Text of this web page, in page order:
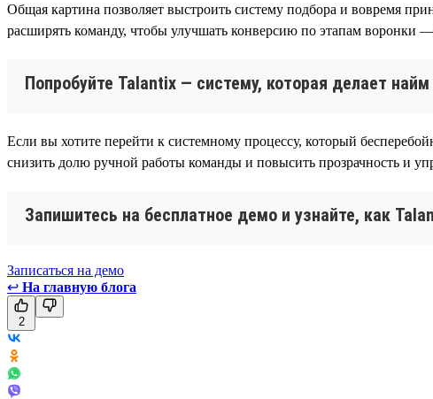
Общая картина позволяет выстроить систему подбора и вовремя
расширять команду, чтобы улучшать конверсию по этапам воронки
Попробуйте Talantix — систему, которая делает
Если вы хотите перейти к системному процессу, который
снизить долю ручной работы команды и повысить прозрачность и
Запишитесь на бесплатное демо и узнайте, как
Записаться на демо
↩ На главную блога
2